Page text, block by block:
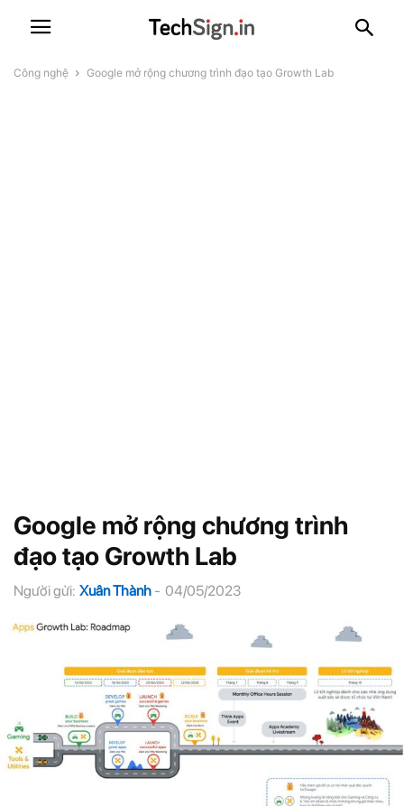
Công nghệ Google mở rộng chương trình đạo tạo Growth Lab
Google mở rộng chương trình
đạo tạo Growth Lab
Người gửi: Xuân Thành - 04/05/2023